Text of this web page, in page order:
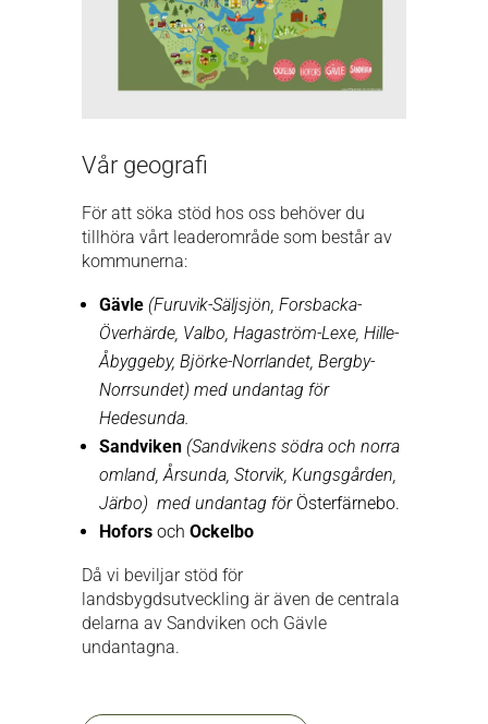
Vår geografi
För att söka stöd hos oss behöver du
tillhöra vårt leaderområde som består av
kommunerna:
Gävle (Furuvik-Säljsjön, Forsbacka-
Överhärde, Valbo, Hagaström-Lexe, Hille-
Åbyggeby, Björke-Norrlandet, Bergby-
Norrsundet) med undantag för
Hedesunda.
Sandviken(Sandvikens södra och norra
omland, Årsunda, Storvik, Kungsgården,
Järbo) med undantag för Österfärnebo.
Hoforsoch Ockelbo
Då vi beviljar stöd för
landsbygdsutveckling är även de centrala
delarna av Sandviken och Gävle
undantagna.